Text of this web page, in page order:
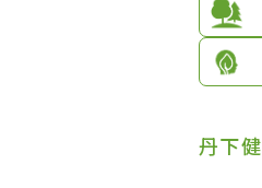
丹下健